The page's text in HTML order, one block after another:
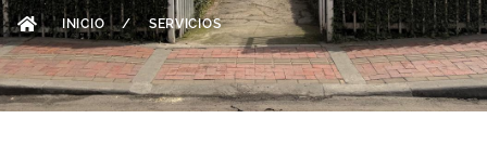
INICIO / SERVICIOS